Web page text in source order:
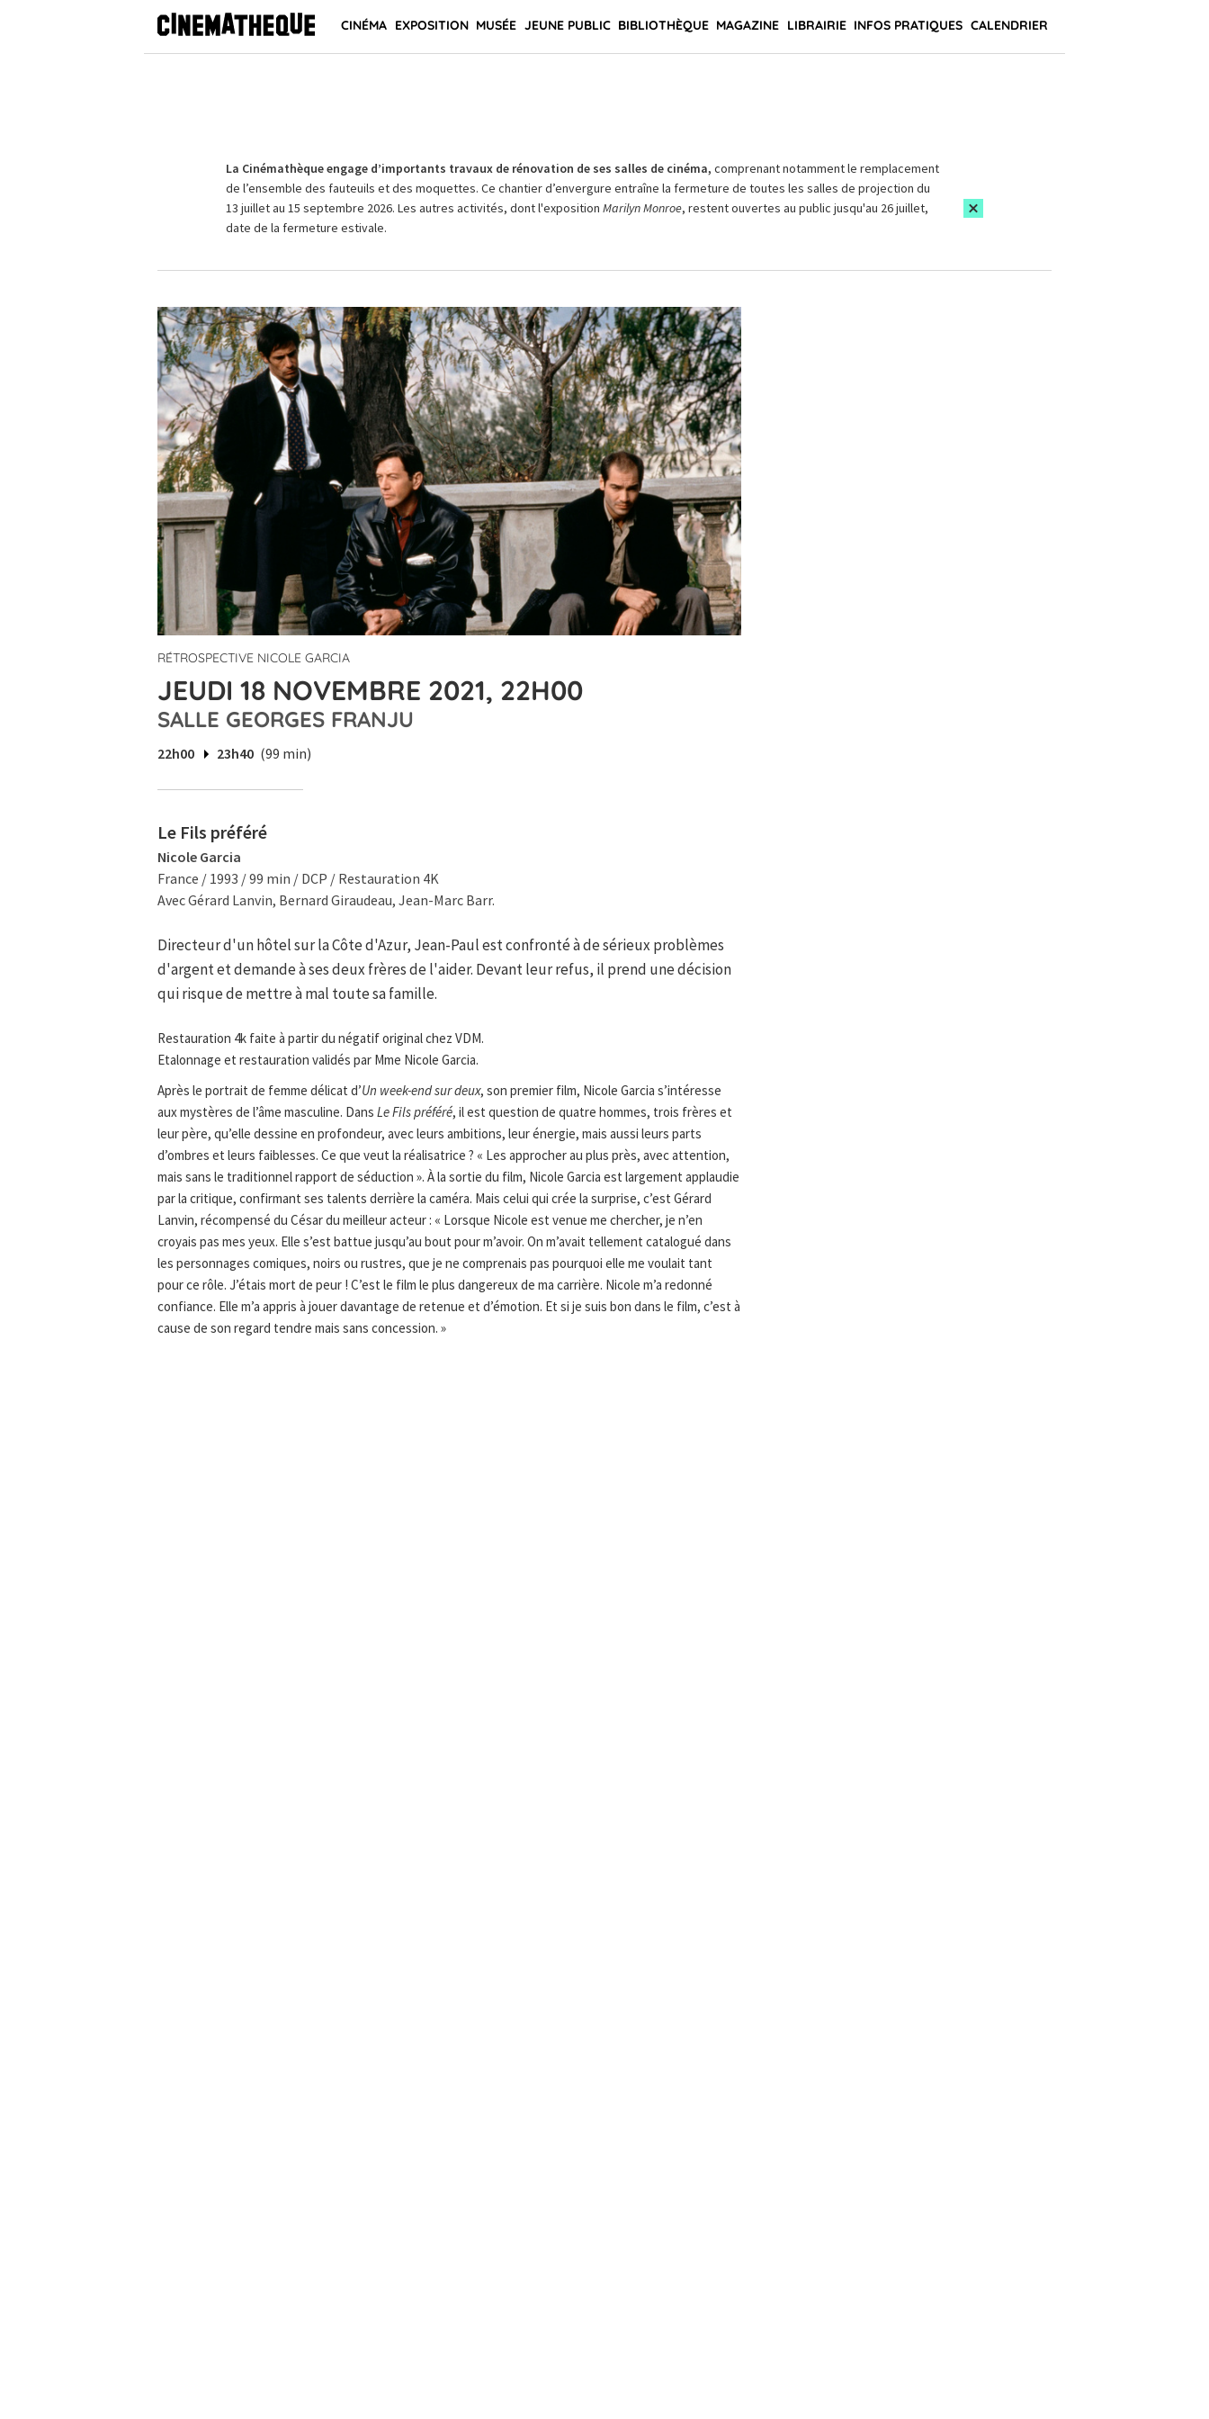
CINÉMA EXPOSITION MUSÉE JEUNE PUBLIC BIBLIOTHÈQUE MAGAZINE LIBRAIRIE INFOS PRATIQUES CALENDRIER
La Cinémathèque engage d’importants travaux de rénovation de ses salles de cinéma, comprenant notamment le remplacement
de l’ensemble des fauteuils et des moquettes. Ce chantier d’envergure entraîne la fermeture de toutes les salles de projection du
13 juillet au 15 septembre 2026. Les autres activités, dont l'exposition Marilyn Monroe, restent ouvertes au public jusqu'au 26 juillet,
date de la fermeture estivale.
RÉTROSPECTIVE NICOLE GARCIA
JEUDI 18 NOVEMBRE 2021, 22H00
SALLE GEORGES FRANJU
22h00 23h40 (99 min)
Le Fils préféré
Nicole Garcia
France / 1993 / 99 min / DCP / Restauration 4K
Avec Gérard Lanvin, Bernard Giraudeau, Jean-Marc Barr.
Directeur d'un hôtel sur la Côte d'Azur, Jean-Paul est confronté à de sérieux problèmes
d'argent et demande à ses deux frères de l'aider. Devant leur refus, il prend une décision
qui risque de mettre à mal toute sa famille.
Restauration 4k faite à partir du négatif original chez VDM.
Etalonnage et restauration validés par Mme Nicole Garcia.
Après le portrait de femme délicat d’Un week-end sur deux, son premier film, Nicole Garcia s’intéresse
aux mystères de l’âme masculine. Dans Le Fils préféré, il est question de quatre hommes, trois frères et
leur père, qu’elle dessine en profondeur, avec leurs ambitions, leur énergie, mais aussi leurs parts
d’ombres et leurs faiblesses. Ce que veut la réalisatrice ? « Les approcher au plus près, avec attention,
mais sans le traditionnel rapport de séduction ». À la sortie du film, Nicole Garcia est largement applaudie
par la critique, confirmant ses talents derrière la caméra. Mais celui qui crée la surprise, c’est Gérard
Lanvin, récompensé du César du meilleur acteur : « Lorsque Nicole est venue me chercher, je n’en
croyais pas mes yeux. Elle s’est battue jusqu’au bout pour m’avoir. On m’avait tellement catalogué dans
les personnages comiques, noirs ou rustres, que je ne comprenais pas pourquoi elle me voulait tant
pour ce rôle. J’étais mort de peur ! C’est le film le plus dangereux de ma carrière. Nicole m’a redonné
confiance. Elle m’a appris à jouer davantage de retenue et d’émotion. Et si je suis bon dans le film, c’est à
cause de son regard tendre mais sans concession. »